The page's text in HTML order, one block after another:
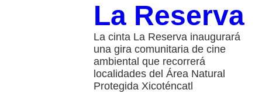
La Reserva
La cinta La Reserva inaugurará
una gira comunitaria de cine
ambiental que recorrerá
localidades del Área Natural
Protegida Xicoténcatl